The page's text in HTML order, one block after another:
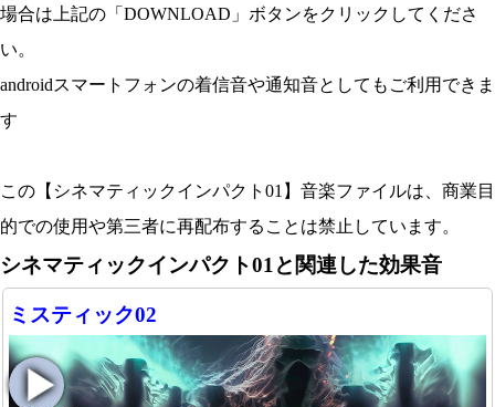
場合は上記の「DOWNLOAD」ボタンをクリックしてくださ
い。
androidスマートフォンの着信音や通知音としてもご利用できま
す
この【シネマティックインパクト01】音楽ファイルは、商業目
的での使用や第三者に再配布することは禁止しています。
シネマティックインパクト01と関連した効果音
ミスティック02